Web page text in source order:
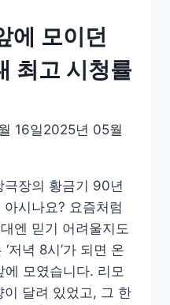
에 모이던
최고 시청률
16일2025년 05월
극장의 황금기 90년
시나요? 요즘처럼
엔 믿기 어려울지도
저녁 8시’가 되면 온
모였습니다. 리모
이 달려 있었고, 그 한